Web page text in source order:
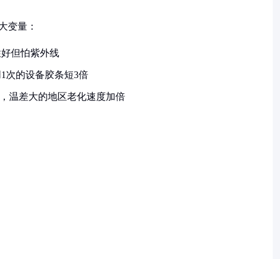
变量：
但怕紫外线
次的设备胶条短3倍
温差大的地区老化速度加倍